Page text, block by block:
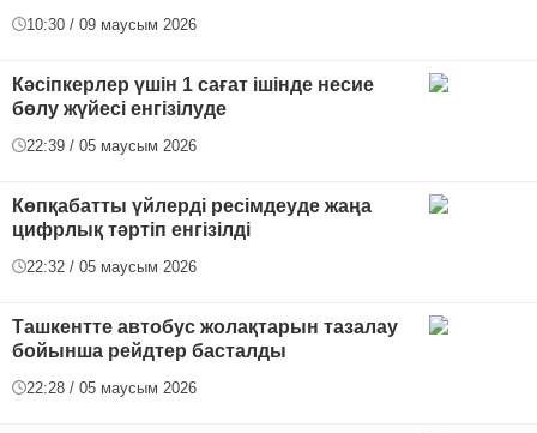
10:30 / 09 маусым 2026
Кәсіпкерлер үшін 1 сағат ішінде несие
бөлу жүйесі енгізілуде
22:39 / 05 маусым 2026
Көпқабатты үйлерді ресімдеуде жаңа
цифрлық тәртіп енгізілді
22:32 / 05 маусым 2026
Ташкентте автобус жолақтарын тазалау
бойынша рейдтер басталды
22:28 / 05 маусым 2026